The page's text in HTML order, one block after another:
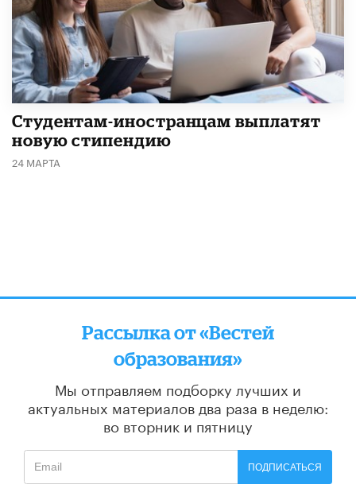
Студентам-иностранцам выплатят
новую стипендию
24 МАРТА
Рассылка от «Вестей
образования»
Мы отправляем подборку лучших и
актуальных материалов два раза в неделю:
во вторник и пятницу
ПОДПИСАТЬСЯ